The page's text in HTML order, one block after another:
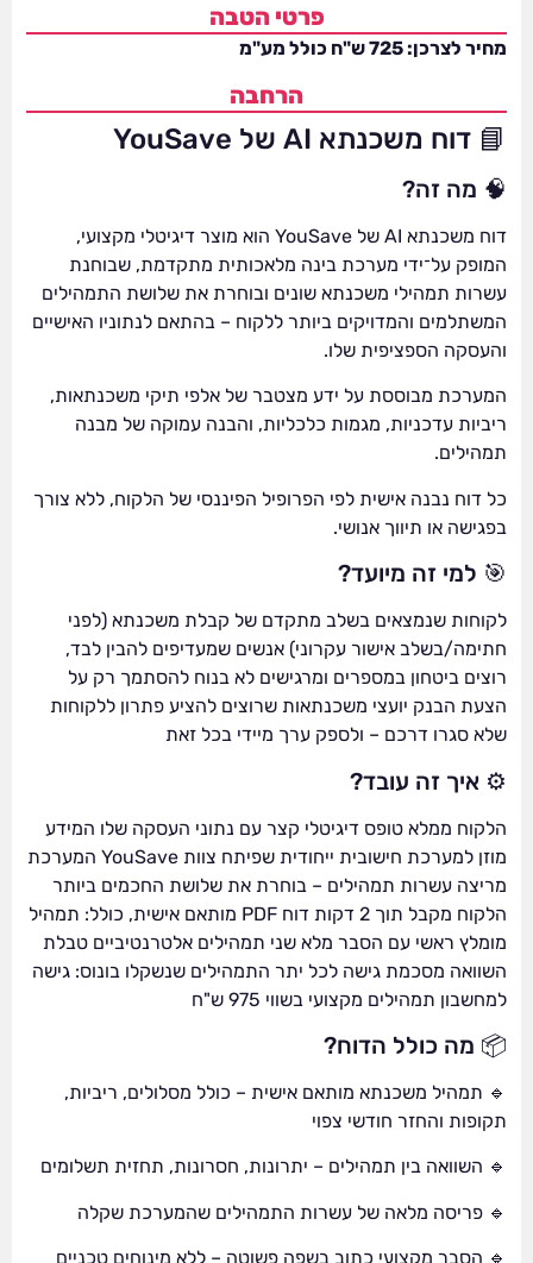
פרטי הטבה
מחיר לצרכן: 725 ש"ח כולל מע"מ
הרחבה
📘 דוח משכנתא AI של YouSave
🧠 מה זה?
דוח משכנתא AI של YouSave הוא מוצר דיגיטלי מקצועי,
המופק על־ידי מערכת בינה מלאכותית מתקדמת, שבוחנת
עשרות תמהילי משכנתא שונים ובוחרת את שלושת התמהילים
המשתלמים והמדויקים ביותר ללקוח – בהתאם לנתוניו האישיים
והעסקה הספציפית שלו.
המערכת מבוססת על ידע מצטבר של אלפי תיקי משכנתאות,
ריביות עדכניות, מגמות כלכליות, והבנה עמוקה של מבנה
תמהילים.
כל דוח נבנה אישית לפי הפרופיל הפיננסי של הלקוח, ללא צורך
בפגישה או תיווך אנושי.
🎯 למי זה מיועד?
לקוחות שנמצאים בשלב מתקדם של קבלת משכנתא (לפני
חתימה/בשלב אישור עקרוני) אנשים שמעדיפים להבין לבד,
רוצים ביטחון במספרים ומרגישים לא בנוח להסתמך רק על
הצעת הבנק יועצי משכנתאות שרוצים להציע פתרון ללקוחות
שלא סגרו דרכם – ולספק ערך מיידי בכל זאת
⚙ איך זה עובד?
הלקוח ממלא טופס דיגיטלי קצר עם נתוני העסקה שלו המידע
מוזן למערכת חישובית ייחודית שפיתח צוות YouSave המערכת
מריצה עשרות תמהילים – בוחרת את שלושת החכמים ביותר
הלקוח מקבל תוך 2 דקות דוח PDF מותאם אישית, כולל: תמהיל
מומלץ ראשי עם הסבר מלא שני תמהילים אלטרנטיביים טבלת
השוואה מסכמת גישה לכל יתר התמהילים שנשקלו בונוס: גישה
למחשבון תמהילים מקצועי בשווי 975 ש"ח
📦 מה כולל הדוח?
🔹 תמהיל משכנתא מותאם אישית – כולל מסלולים, ריביות,
תקופות והחזר חודשי צפוי
🔹 השוואה בין תמהילים – יתרונות, חסרונות, תחזית תשלומים
🔹 פריסה מלאה של עשרות התמהילים שהמערכת שקלה
🔹 הסבר מקצועי כתוב בשפה פשוטה – ללא מינוחים טכניים